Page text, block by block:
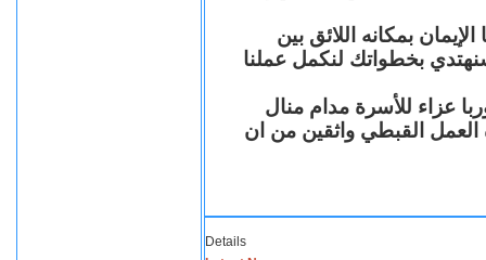
بمكانه اللائق بين
بخطواتك لنكمل عملنا
عزاء للأسرة مدام منال
العمل القبطي واثقين من ان
Details